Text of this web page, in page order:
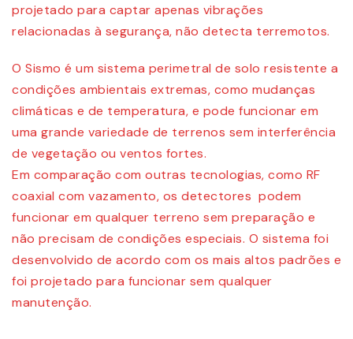
projetado para captar apenas vibrações
relacionadas à segurança, não detecta terremotos.
O Sismo é um sistema perimetral de solo resistente a
condições ambientais extremas, como mudanças
climáticas e de temperatura, e pode funcionar em
uma grande variedade de terrenos sem interferência
de vegetação ou ventos fortes.
Em comparação com outras tecnologias, como RF
coaxial com vazamento, os detectores podem
funcionar em qualquer terreno sem preparação e
não precisam de condições especiais. O sistema foi
desenvolvido de acordo com os mais altos padrões e
foi projetado para funcionar sem qualquer
manutenção.